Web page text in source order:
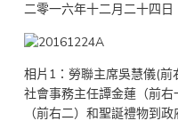
二零一六年十二月二十四日
相片1：勞聯主席吳慧儀(前
社會事務主任譚金蓮（前
（前右二）和聖誕禮物到政